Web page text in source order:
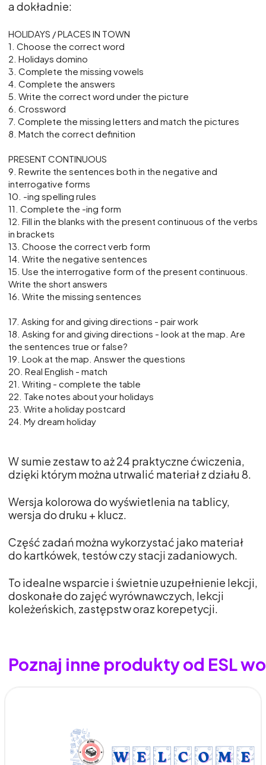
a dokładnie:
HOLIDAYS / PLACES IN TOWN
1. Choose the correct word
2. Holidays domino
3. Complete the missing vowels
4. Complete the answers
5. Write the correct word under the picture
6. Crossword
7. Complete the missing letters and match the pictures
8. Match the correct definition
PRESENT CONTINUOUS
9. Rewrite the sentences both in the negative and
interrogative forms
10. -ing spelling rules
11. Complete the -ing form
12. Fill in the blanks with the present continuous of the verbs
in brackets
13. Choose the correct verb form
14. Write the negative sentences
15. Use the interrogative form of the present continuous.
Write the short answers
16. Write the missing sentences
17. Asking for and giving directions - pair work
18. Asking for and giving directions - look at the map. Are
the sentences true or false?
19. Look at the map. Answer the questions
20. Real English - match
21. Writing - complete the table
22. Take notes about your holidays
23. Write a holiday postcard
24. My dream holiday
W sumie zestaw to aż 24 praktyczne ćwiczenia,
dzięki którym można utrwalić materiał z działu 8.
Wersja kolorowa do wyświetlenia na tablicy,
wersja do druku + klucz.
Część zadań można wykorzystać jako materiał
do kartkówek, testów czy stacji zadaniowych.
To idealne wsparcie i świetnie uzupełnienie lekcji,
doskonałe do zajęć wyrównawczych, lekcji
koleżeńskich, zastępstw oraz korepetycji.
Poznaj inne produkty od ESL